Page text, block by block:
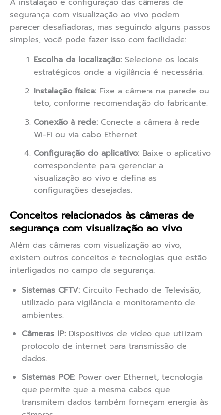
A instalação e configuração das câmeras de
segurança com visualização ao vivo podem
parecer desafiadoras, mas seguindo alguns passos
simples, você pode fazer isso com facilidade:
Escolha da localização: Selecione os locais
estratégicos onde a vigilância é necessária.
Instalação física: Fixe a câmera na parede ou
teto, conforme recomendação do fabricante.
Conexão à rede: Conecte a câmera à rede
Wi-Fi ou via cabo Ethernet.
Configuração do aplicativo: Baixe o aplicativo
correspondente para gerenciar a
visualização ao vivo e defina as
configurações desejadas.
Conceitos relacionados às câmeras de
segurança com visualização ao vivo
Além das câmeras com visualização ao vivo,
existem outros conceitos e tecnologias que estão
interligados no campo da segurança:
Sistemas CFTV: Circuito Fechado de Televisão,
utilizado para vigilância e monitoramento de
ambientes.
Câmeras IP: Dispositivos de vídeo que utilizam
protocolo de internet para transmissão de
dados.
Sistemas POE: Power over Ethernet, tecnologia
que permite que a mesma cabos que
transmitem dados também forneçam energia às